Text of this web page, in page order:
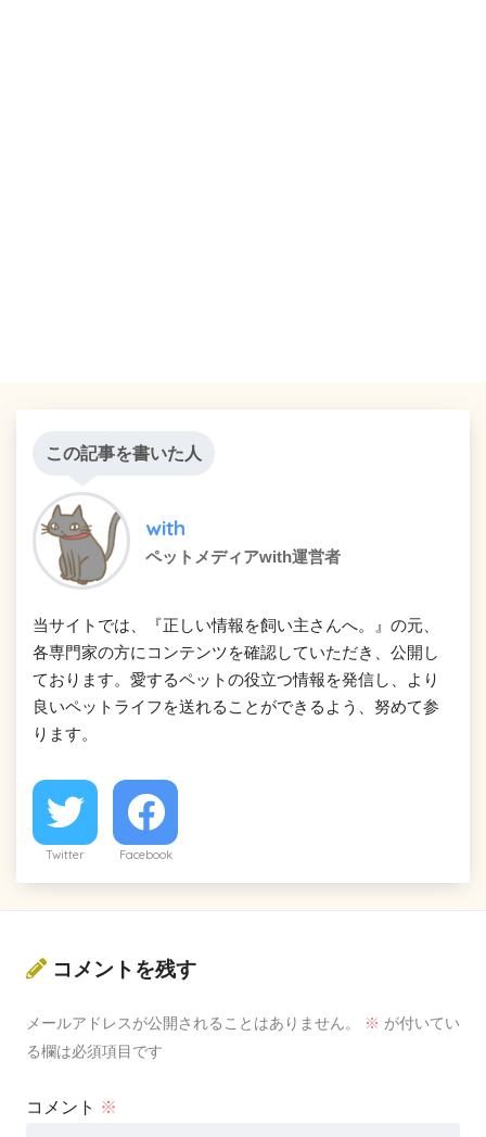
この記事を書いた人
with
ペットメディアwith運営者
当サイトでは、『正しい情報を飼い主さんへ。』の元、
各専門家の方にコンテンツを確認していただき、公開し
ております。愛するペットの役立つ情報を発信し、より
良いペットライフを送れることができるよう、努めて参
ります。
Twitter Facebook
コメントを残す
メールアドレスが公開されることはありません。 ※ が付いてい
る欄は必須項目です
コメント ※